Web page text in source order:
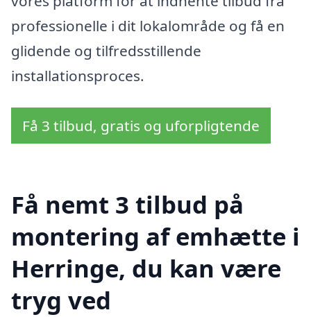
professionelle i dit lokalområde og få en
glidende og tilfredsstillende
installationsproces.
Få 3 tilbud, gratis og uforpligtende
Få nemt 3 tilbud på
montering af emhætte i
Herringe, du kan være
tryg ved